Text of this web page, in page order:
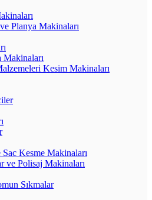
Planya Makinaları
Makinaları
Kesim Makinaları
Kesme Makinaları
ve Polisaj Makinaları
Sıkmalar